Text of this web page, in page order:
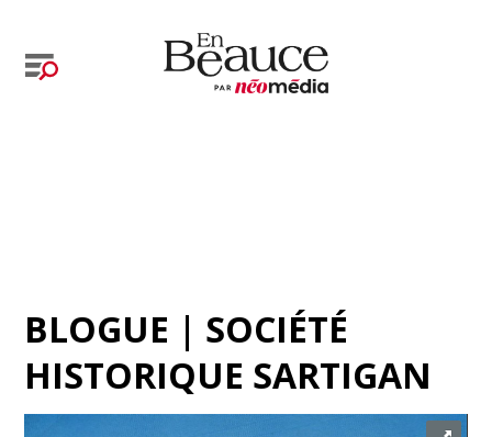
BLOGUE | SOCIÉTÉ
HISTORIQUE SARTIGAN